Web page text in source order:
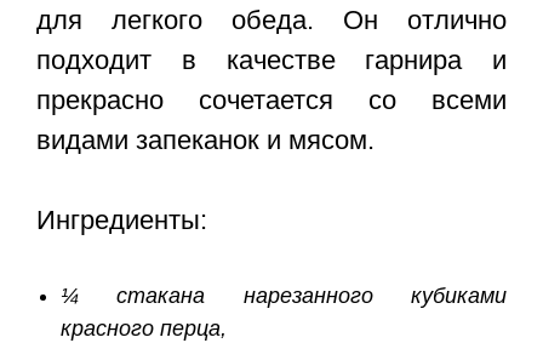
для легкого обеда. Он отлично
подходит в качестве гарнира и
прекрасно сочетается со всеми
видами запеканок и мясом.
Ингредиенты:
¼ стакана нарезанного кубиками
красного перца,